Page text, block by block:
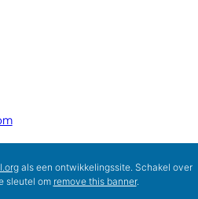
als een ontwikkelingssite. Schakel over
sleutel om remove this banner.